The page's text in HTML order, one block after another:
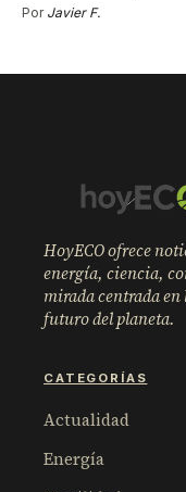
Por Javier F.
HoyECO ofrece
energía, ciencia,
mirada centrada
futuro del planeta.
CATEGORÍAS
Actualidad
Energía